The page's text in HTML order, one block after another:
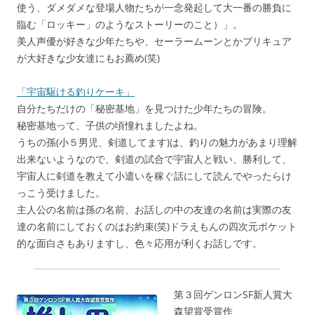
使う、ダメダメな登場人物たちが一念発起して大一番の勝負に
臨む「ロッキー」のようなストーリーのこと）」。
美人声優が好きな少年たちや、セーラームーンとかプリキュア
が大好きな少女達にもお薦め(笑)
「宇宙駆ける釣りケーキ」
自分たちだけの「秘密基地」を見つけた少年たちの冒険。
秘密基地って、子供の頃憧れましたよね。
うちの孫(小５男児、剣道してます)は、釣りの魅力があまり理解
出来ないようなので、剣道の試合で宇宙人と戦い、勝利して、
宇宙人に剣道を教えて小遣いを稼ぐ話にして読んでやったらけ
っこう受けました。
主人公の名前は孫の名前、お話しの中の友達の名前は実際の友
達の名前にしておくのはお約束(笑)ドラえもんの四次元ポケット
的な面白さもありますし、色々応用が利くお話しです。
第３回ゲンロンSF新人賞大
森望賞受賞作